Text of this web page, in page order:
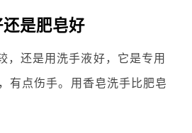
是肥皂好
，还是用洗手液好，它是专用
有点伤手。用香皂洗手比肥皂